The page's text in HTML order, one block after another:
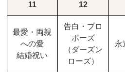
11 12
最愛・両親
への愛
結婚祝い
告白・プロ
ポーズ
（ダーズン
ローズ）
永